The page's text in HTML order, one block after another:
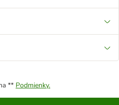
** Podmienky.